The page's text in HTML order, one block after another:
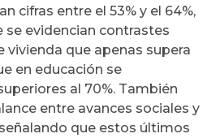
cifras entre el 53% y el 64%,
se evidencian contrastes
vivienda que apenas supera
en educación se
al 70%. También
entre avances sociales y
que estos últimos